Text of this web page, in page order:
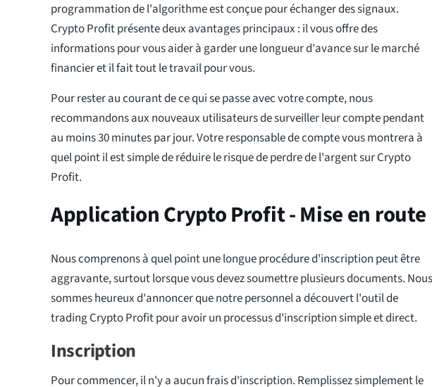
programmation de l'algorithme est conçue pour échanger des signaux.
Crypto Profit présente deux avantages principaux : il vous offre des
informations pour vous aider à garder une longueur d'avance sur le marché
financier et il fait tout le travail pour vous.
Pour rester au courant de ce qui se passe avec votre compte, nous
recommandons aux nouveaux utilisateurs de surveiller leur compte pendant
au moins 30 minutes par jour. Votre responsable de compte vous montrera à
quel point il est simple de réduire le risque de perdre de l'argent sur Crypto
Profit.
Application Crypto Profit - Mise en route
Nous comprenons à quel point une longue procédure d'inscription peut être
aggravante, surtout lorsque vous devez soumettre plusieurs documents. Nous
sommes heureux d'annoncer que notre personnel a découvert l'outil de
trading Crypto Profit pour avoir un processus d'inscription simple et direct.
Inscription
Pour commencer, il n'y a aucun frais d'inscription. Remplissez simplement le